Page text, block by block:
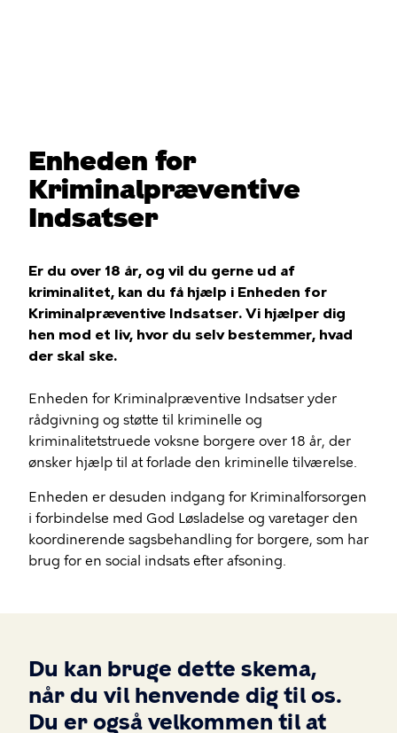
er
her
Enheden for
Kriminalpræventive
Indsatser
Er du over 18 år, og vil du gerne ud af
kriminalitet, kan du få hjælp i Enheden for
Kriminalpræventive Indsatser. Vi hjælper dig
hen mod et liv, hvor du selv bestemmer, hvad
der skal ske.
Enheden for Kriminalpræventive Indsatser yder
rådgivning og støtte til kriminelle og
kriminalitetstruede voksne borgere over 18 år, der
ønsker hjælp til at forlade den kriminelle tilværelse.
Enheden er desuden indgang for Kriminalforsorgen
i forbindelse med God Løsladelse og varetager den
koordinerende sagsbehandling for borgere, som har
brug for en social indsats efter afsoning.
Du kan bruge dette skema,
når du vil henvende dig til os.
Du er også velkommen til at